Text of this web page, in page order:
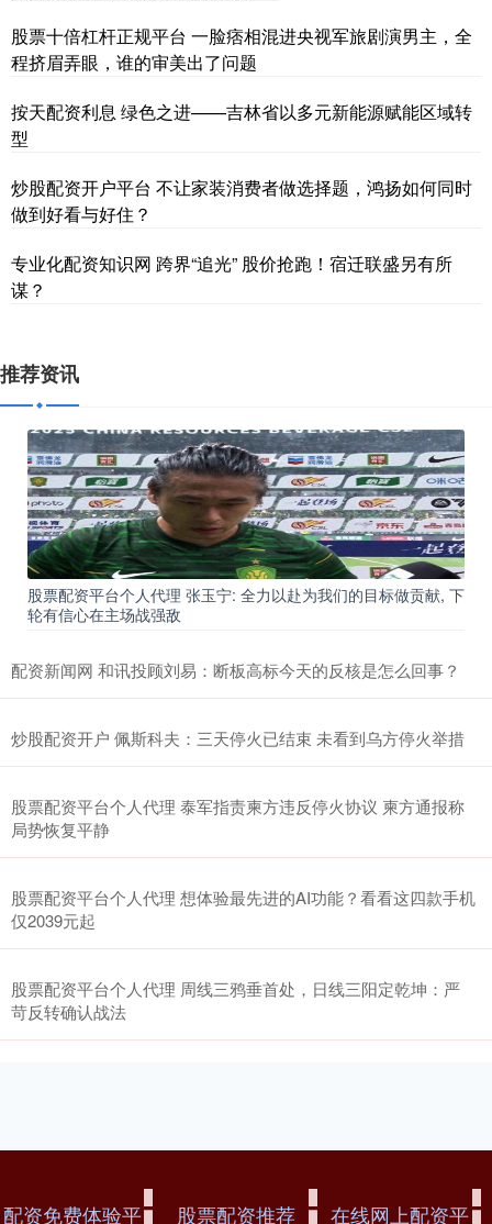
股票十倍杠杆正规平台 一脸痞相混进央视军旅剧演男主，全
程挤眉弄眼，谁的审美出了问题
按天配资利息 绿色之进——吉林省以多元新能源赋能区域转
型
炒股配资开户平台 不让家装消费者做选择题，鸿扬如何同时
做到好看与好住？
专业化配资知识网 跨界“追光” 股价抢跑！宿迁联盛另有所
谋？
推荐资讯
股票配资平台个人代理 张玉宁: 全力以赴为我们的目标做贡献, 下
轮有信心在主场战强敌
配资新闻网 和讯投顾刘易：断板高标今天的反核是怎么回事？
炒股配资开户 佩斯科夫：三天停火已结束 未看到乌方停火举措
股票配资平台个人代理 泰军指责柬方违反停火协议 柬方通报称
局势恢复平静
股票配资平台个人代理 想体验最先进的AI功能？看看这四款手机
仅2039元起
股票配资平台个人代理 周线三鸦垂首处，日线三阳定乾坤：严
苛反转确认战法
配资免费体验平 股票配资推荐 在线网上配资平